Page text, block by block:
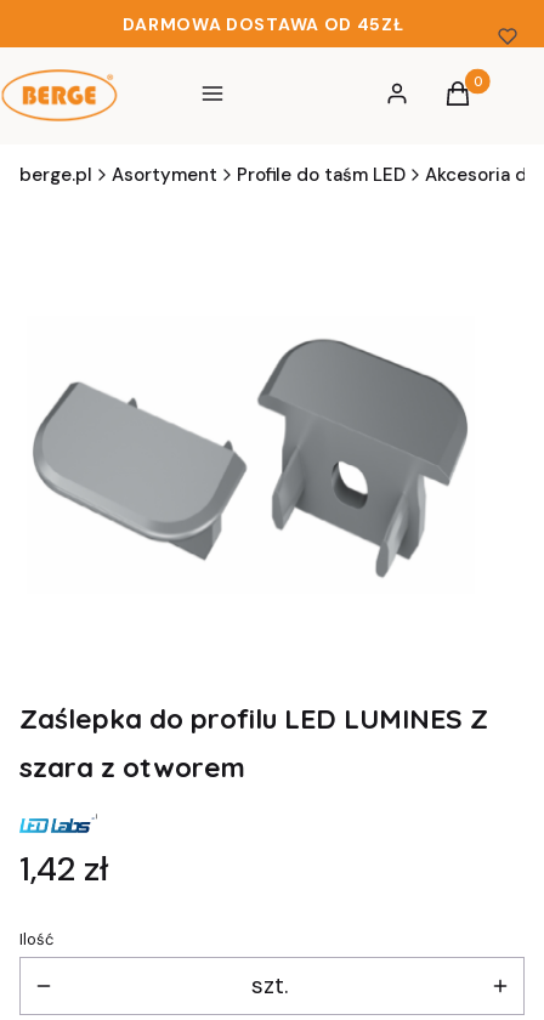
DARMOWA DOSTAWA OD 45ZŁ
Menu Zaloguj sięProdukty
Koszyk
berge.pl Asortyment Profile do taśm LED Akcesoria do
Zaślepka do profilu LED LUMINES Z
szara z otworem
Cena
1,42 zł
Ilość
szt.